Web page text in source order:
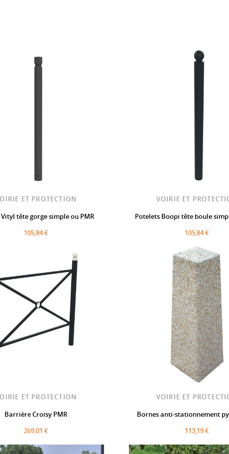
ET PROTECTION
tête gorge simple ou PMR
105,84 €
VOIRIE ET
Potelets Boopi tête boule
105,84 €
ET PROTECTION
Barrière Croisy PMR
269,01 €
VOIRIE ET
Bornes anti-stationnement
113,19 €